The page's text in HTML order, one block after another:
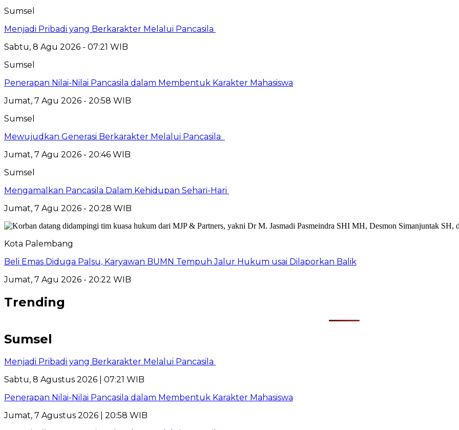
Sumsel
Menjadi Pribadi yang Berkarakter Melalui Pancasila
Sabtu, 8 Agu 2026 - 07:21 WIB
Sumsel
Penerapan Nilai-Nilai Pancasila dalam Membentuk Karakter Mahasiswa
Jumat, 7 Agu 2026 - 20:58 WIB
Sumsel
Mewujudkan Generasi Berkarakter Melalui Pancasila
Jumat, 7 Agu 2026 - 20:46 WIB
Sumsel
Mengamalkan Pancasila Dalam Kehidupan Sehari-Hari
Jumat, 7 Agu 2026 - 20:28 WIB
Kota Palembang
Beli Emas Diduga Palsu, Karyawan BUMN Tempuh Jalur Hukum usai Dilaporkan Balik
Jumat, 7 Agu 2026 - 20:22 WIB
Trending
Sumsel
Menjadi Pribadi yang Berkarakter Melalui Pancasila
Sabtu, 8 Agustus 2026 | 07:21 WIB
Penerapan Nilai-Nilai Pancasila dalam Membentuk Karakter Mahasiswa
Jumat, 7 Agustus 2026 | 20:58 WIB